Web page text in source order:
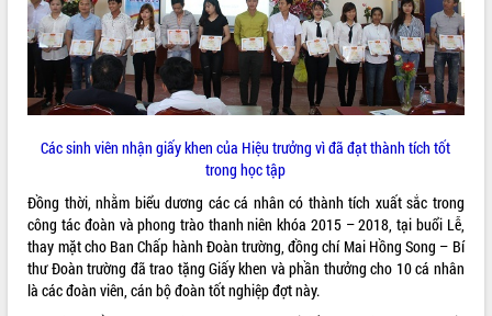
Rà soát, hoàn thiện hệ thống thiết chế
văn hóa, thể thao đáp ứng yêu cầu
phát triển mới
Thường trực HĐND tỉnh Đắk Lắk gặp
mặt Đoàn chuyên gia y tế TP. Hồ Chí
Lễ truy điệu và an táng hài cốt liệt sĩ
Bàn giải pháp tháo gỡ khó khăn trong
xuất khẩu sầu riêng và triển khai quy
định EUDR
Thứ trưởng Bộ Nông nghiệp và Môi
trường Nguyễn Hoàng Hiệp khảo sát
LIÊN KẾT WEB
THỐNG KÊ TRUY CẬP
Tất cả:
66097766
Các sinh viên nhận giấy khen của Hiệu trưởng vì đã đạt thành tích tốt
trong học tập
Đồng thời, nhằm biểu dương các cá nhân có thành tích xuất sắc trong
công tác đoàn và phong trào thanh niên khóa 2015 – 2018, tại buổi Lễ,
thay mặt cho Ban Chấp hành Đoàn trường, đồng chí Mai Hồng Song – Bí
thư Đoàn trường đã trao tặng Giấy khen và phần thưởng cho 10 cá nhân
là các đoàn viên, cán bộ đoàn tốt nghiệp đợt này.